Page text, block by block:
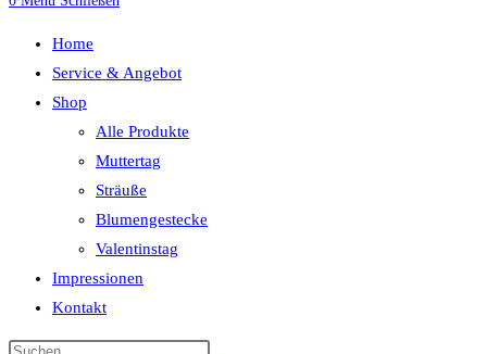
Home
Service & Angebot
Shop
Alle Produkte
Muttertag
Sträuße
Blumengestecke
Valentinstag
Impressionen
Kontakt